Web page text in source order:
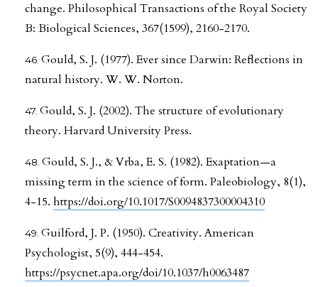
change. Philosophical Transactions of the Royal Society
B: Biological Sciences, 367(1599), 2160-2170.
Gould, S. J. (1977). Ever since Darwin: Reflections in
natural history. W. W. Norton.
Gould, S. J. (2002). The structure of evolutionary
theory. Harvard University Press.
Gould, S. J., & Vrba, E. S. (1982). Exaptation—a
missing term in the science of form. Paleobiology, 8(1),
4-15. https://doi.org/10.1017/S0094837300004310
Guilford, J. P. (1950). Creativity. American
Psychologist, 5(9), 444-454.
https://psycnet.apa.org/doi/10.1037/h0063487